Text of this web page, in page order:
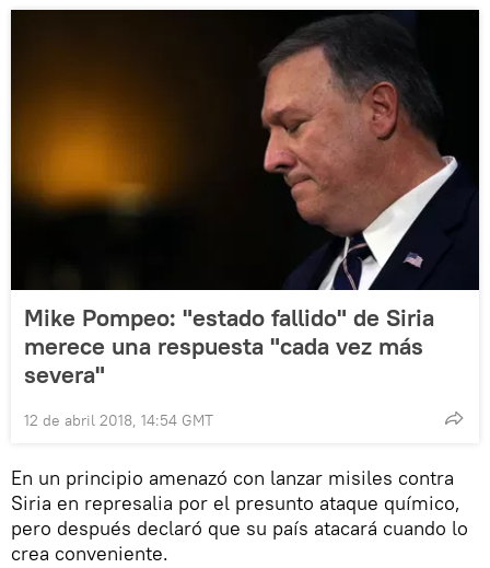
Mike Pompeo: "estado fallido" de Siria
merece una respuesta "cada vez más
severa"
12 de abril 2018, 14:54 GMT
En un principio amenazó con lanzar misiles contra
Siria en represalia por el presunto ataque químico,
pero después declaró que su país atacará cuando lo
crea conveniente.